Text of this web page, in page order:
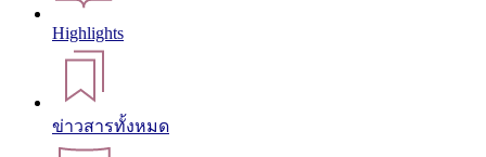
Highlights
ข่าวสารทั้งหมด